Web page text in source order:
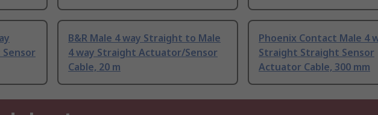
B&R Male 4 way Straight to Male
4 way Straight Actuator/Sensor
Cable, 20 m
Phoenix Contact Male 4
Straight Straight Sensor
Actuator Cable, 300 mm